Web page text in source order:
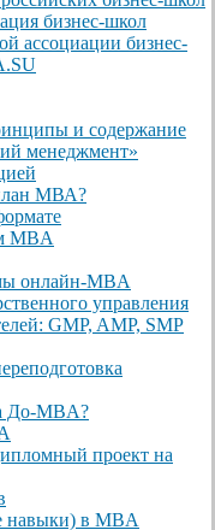
бизнес-школ
ассоциации бизнес-
и содержание
менеджмент»
МВА?
MBA
онлайн-MBA
управления
GMP, AMP, SMP
До-MBA?
проект на
навыки) в MBA